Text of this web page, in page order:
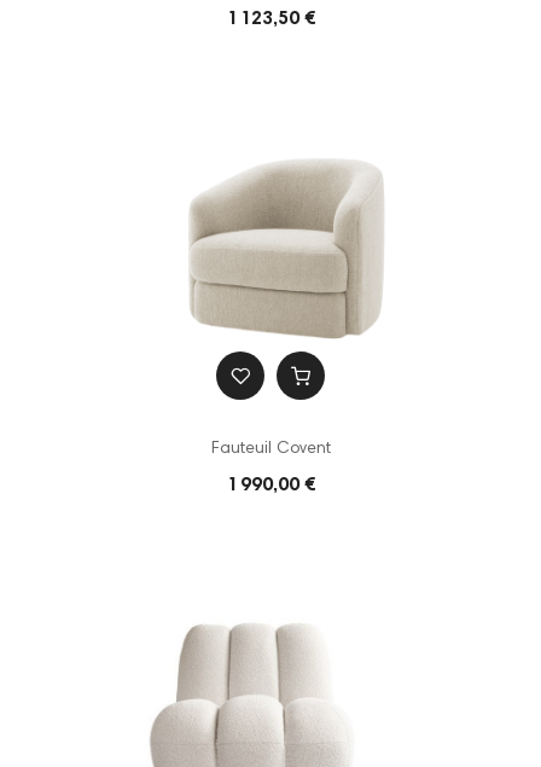
1 123,50 €
Fauteuil Covent
1 990,00 €